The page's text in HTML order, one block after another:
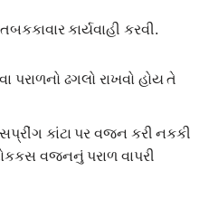
કાર્યવાહી કરવી.
પરાળનો ઢગલો રાખવો હોય તે
સપ્રીંગ કાંટા પર વજન કરી નકકી
વજનનું પરાળ વાપરી